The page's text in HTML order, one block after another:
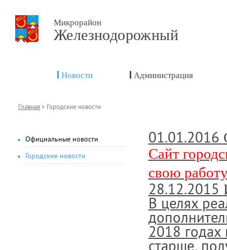
Микрорайон
Железнодорожный
Новости Администрация
Главная> Городские новости
Официальные новости
Городские новости
01.01.2016
Сайт
свою
28.12.2015
В целях
2018 годах
старше,